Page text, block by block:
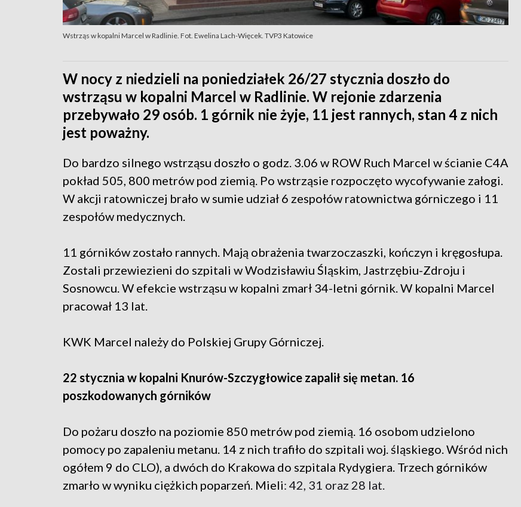
Wstrząs w kopalni Marcel w Radlinie. Fot. Ewelina Lach-Więcek. TVP3 Katowice
W nocy z niedzieli na poniedziałek 26/27 stycznia doszło do
wstrząsu w kopalni Marcel w Radlinie. W rejonie zdarzenia
przebywało 29 osób. 1 górnik nie żyje, 11 jest rannych, stan 4 z nich
jest poważny.
Do bardzo silnego wstrząsu doszło o godz. 3.06 w ROW Ruch Marcel w ścianie C4A
pokład 505, 800 metrów pod ziemią. Po wstrząsie rozpoczęto wycofywanie załogi.
W akcji ratowniczej brało w sumie udział 6 zespołów ratownictwa górniczego i 11
zespołów medycznych.
11 górników zostało rannych. Mają obrażenia twarzoczaszki, kończyn i kręgosłupa.
Zostali przewiezieni do szpitali w Wodzisławiu Śląskim, Jastrzębiu-Zdroju i
Sosnowcu. W efekcie wstrząsu w kopalni zmarł 34-letni górnik. W kopalni Marcel
pracował 13 lat.
KWK Marcel należy do Polskiej Grupy Górniczej.
22 stycznia w kopalni Knurów-Szczygłowice zapalił się metan. 16
poszkodowanych górników
Do pożaru doszło na poziomie 850 metrów pod ziemią. 16 osobom udzielono
pomocy po zapaleniu metanu. 14 z nich trafiło do szpitali woj. śląskiego. Wśród nich
ogółem 9 do CLO), a dwóch do Krakowa do szpitala Rydygiera. Trzech górników
zmarło w wyniku ciężkich poparzeń. Mieli: 42, 31 oraz 28 lat.